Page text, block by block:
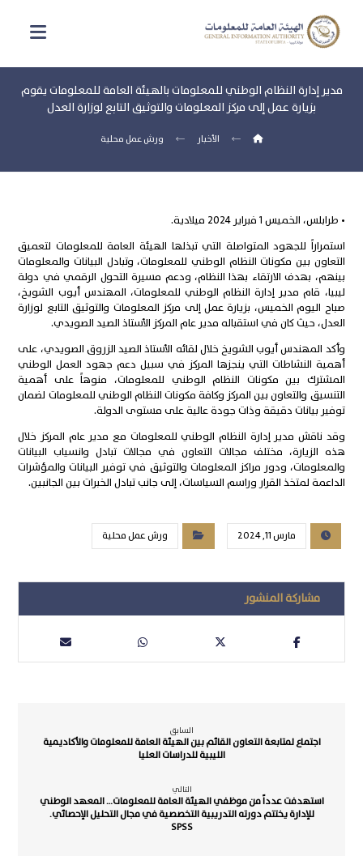
مدير إدارة النظام الوطني للمعلومات بالهيئة العامة للمعلومات يقوم
بزيارة عمل إلى مركز المعلومات والتوثيق التابع لوزارة العدل
الأخبار ورش عمل محلية
• طرابلس، الخميس 1 فبراير 2024 ميلادية.
استمراراً للجهود المتواصلة التي تبذلها الهيئة العامة للمعلومات لتعميق
التعاون بين مكونات النظام الوطني للمعلومات، وتبادل البيانات والمعلومات
بينهم، بهدف الارتقاء بهذا النظام، ودعم مسيرة التحول الرقمي في دولة
ليبيا، قام مدير إدارة النظام الوطني للمعلومات، المهندس أيوب الشويخ،
صباح اليوم الخميس، بزيارة عمل إلى مركز المعلومات والتوثيق التابع لوزارة
العدل، حيث كان في استقباله مدير عام المركز الأستاذ الصيد الصويدي.
وأكد المهندس أيوب الشويخ خلال لقائه الأستاذ الصيد الزروق الصويدي، على
أهمية النشاطات التي ينجزها المركز في سبيل دعم جهود العمل الوطني
المشترك بين مكونات النظام الوطني للمعلومات، منوهاً على أهمية
التنسيق والتعاون بين المركز وكافة مكونات النظام الوطني للمعلومات لضمان
توفير بيانات دقيقة وذات جودة عالية على مستوى الدولة.
وقد ناقش مدير إدارة النظام الوطني للمعلومات مع مدير عام المركز خلال
هذه الزيارة، مختلف مجالات التعاون في مجالات تبادل وانسياب البيانات
والمعلومات، ودور مراكز المعلومات والتوثيق في توفير البيانات والمؤشرات
الداعمة لمتخذ القرار وراسم السياسات، إلى جانب تبادل الخبرات بين الجانبين.
مارس 11, 2024 ورش عمل محلية
السابق
اجتماع لمتابعة التعاون القائم بين الهيئة العامة للمعلومات والأكاديمية
الليبية للدراسات العليا
التالي
استهدفت عدداً من موظفي الهيئة العامة للمعلومات… المعهد الوطني
للإدارة يختتم دورته التدريبية التخصصية في مجال التحليل الإحصائي.
SPSS